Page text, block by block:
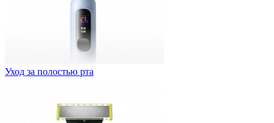
Уход за полостью рта